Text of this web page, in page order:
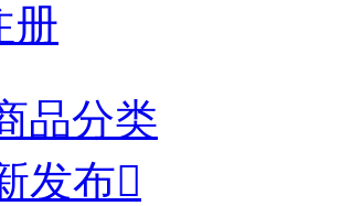
册
品分类
发布